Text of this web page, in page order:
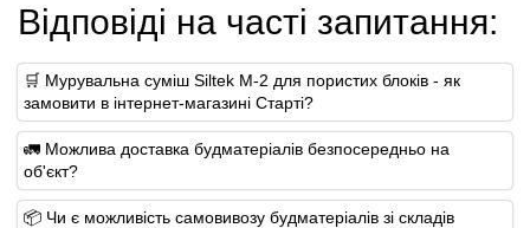
Відповіді на часті запитання:
🛒 Мурувальна суміш Siltek M-2 для пористих блоків - як
замовити в інтернет-магазині Старті?
🚛 Можлива доставка будматеріалів безпосередньо на
об'єкт?
📦 Чи є можливість самовивозу будматеріалів зі складів